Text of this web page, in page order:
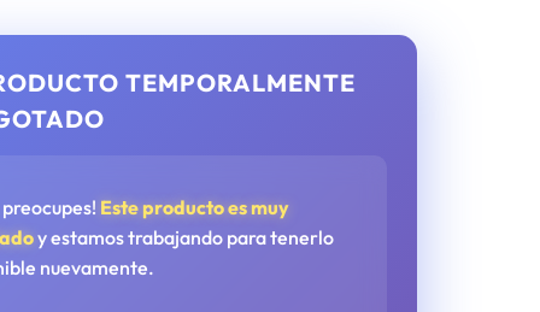
TEMPORALMENTE
preocupes! Este producto es muy
y estamos trabajando para tenerlo
nuevamente.